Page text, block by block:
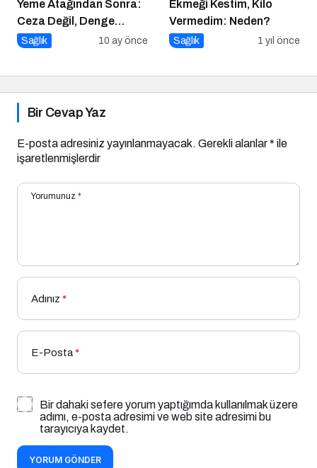
Yeme Atağından Sonra:
Ceza Değil, Denge
Zamanı
Sağlık 10 ay önce
Ekmeği Kestim, Kilo
Vermedim: Neden?
Sağlık 1 yıl önce
Bir Cevap Yaz
E-posta adresiniz yayınlanmayacak. Gerekli alanlar* ile
işaretlenmişlerdir
Yorumunuz *
Adınız *
E-Posta*
Bir dahaki sefere yorum yaptığımda kullanılmak üzere
adımı, e-posta adresimi ve web site adresimi bu
tarayıcıya kaydet.
YORUM GÖNDER